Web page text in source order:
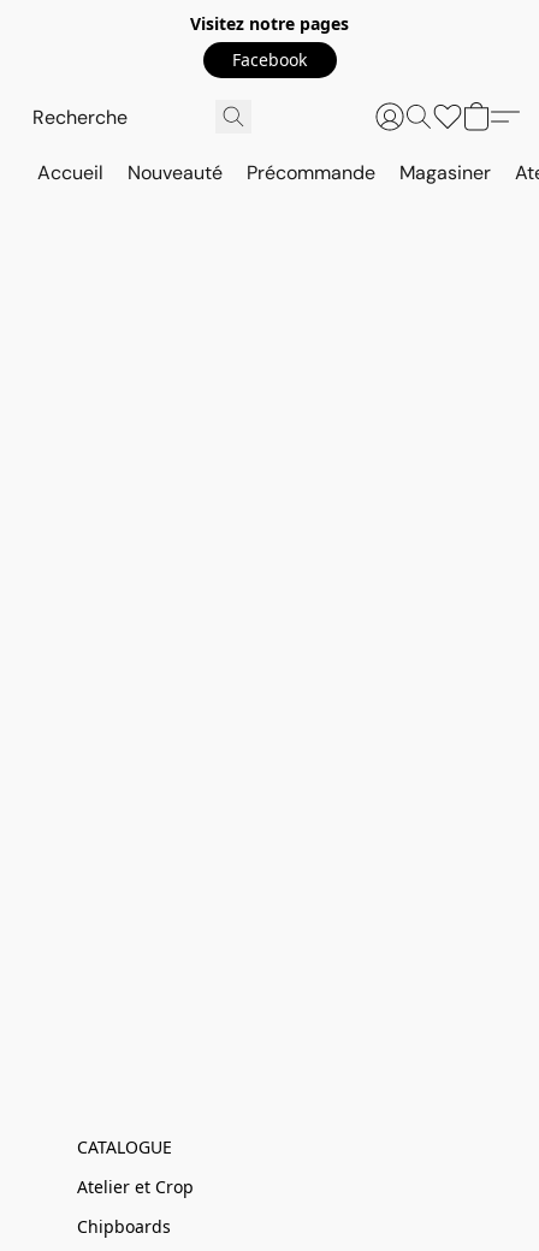
Visitez notre pages
Facebook
Accueil Nouveauté Précommande Magasiner
CATALOGUE
Atelier et Crop
Chipboards